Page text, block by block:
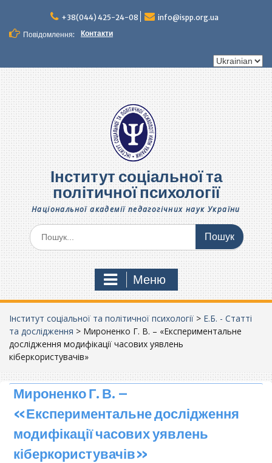
вмісту
+38(044) 425-24-08
info@ispp.org.ua
Повідомлення:
Контакти
Вибрати
Інститут соціальної та
політичної психології
Національної академії педагогічних наук України
Шукати:
Меню
Інститут соціальної та політичної психології > Е.Б. - Статті
та дослідження > Мироненко Г. В. – «Експериментальне
дослідження модифікації часових уявлень
кіберкористувачів»
Мироненко Г. В. –
«Експериментальне дослідження
модифікації часових уявлень
кіберкористувачів»